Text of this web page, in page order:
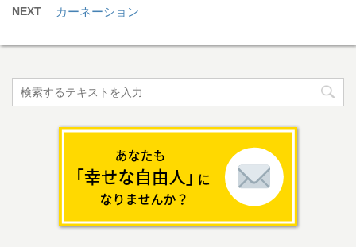
NEXT カーネーション